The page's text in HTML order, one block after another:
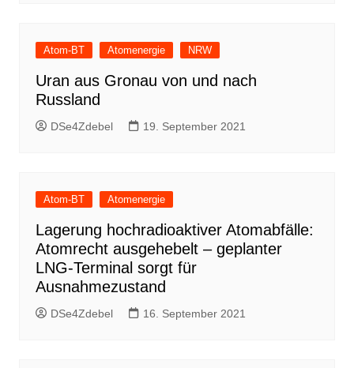
Atom-BT Atomenergie NRW
Uran aus Gronau von und nach
Russland
DSe4Zdebel 19. September 2021
Atom-BT Atomenergie
Lagerung hochradioaktiver Atomabfälle:
Atomrecht ausgehebelt – geplanter
LNG-Terminal sorgt für
Ausnahmezustand
DSe4Zdebel 16. September 2021